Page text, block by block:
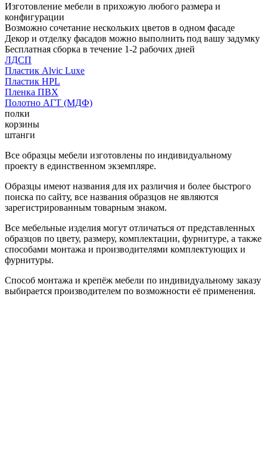
Изготовление мебели в прихожую любого размера и
конфигурации
Возможно сочетание нескольких цветов в одном фасаде
Декор и отделку фасадов можно выполнить под вашу задумку
Бесплатная сборка в течение 1-2 рабочих дней
ЛДСП
Пластик Alvic Luxe
Пластик HPL
Пленка ПВХ
Полотно АГТ (МДФ)
полки
корзины
штанги
Все образцы мебели изготовлены по индивидуальному
проекту в единственном экземпляре.
Образцы имеют названия для их различия и более быстрого
поиска по сайту, все названия образцов не являются
зарегистрированным товарным знаком.
Все мебельные изделия могут отличаться от представленных
образцов по цвету, размеру, комплектации, фурнитуре, а также
способами монтажа и производителями комплектующих и
фурнитуры.
Способ монтажа и крепёж мебели по индивидуальному заказу
выбирается производителем по возможности её применения.